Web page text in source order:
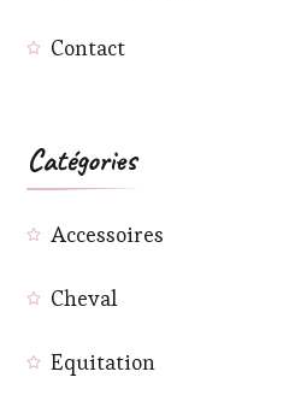
Contact
Catégories
Accessoires
Cheval
Equitation